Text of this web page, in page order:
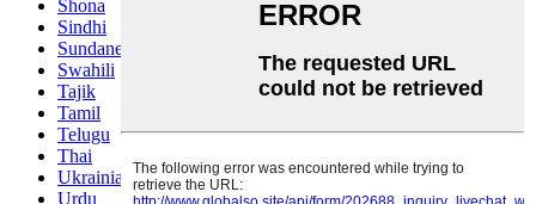
Shona
Sindhi
Sundanese
Swahili
Tajik
Tamil
Telugu
Thai
Ukrainian
Urdu